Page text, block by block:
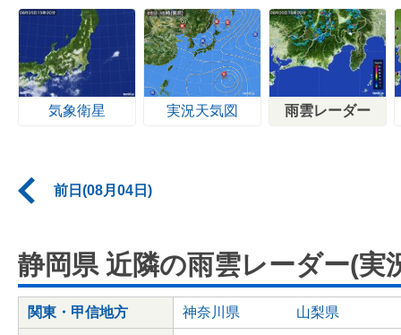
気象衛星 実況天気図 雨雲レーダー
前日(08月04日)
静岡県 近隣の雨雲レーダー(実
関東・甲信地方 神奈川県 山梨県